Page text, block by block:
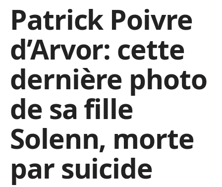
Patrick Poivre
d’Arvor: cette
dernière photo
de sa fille
Solenn, morte
par suicide